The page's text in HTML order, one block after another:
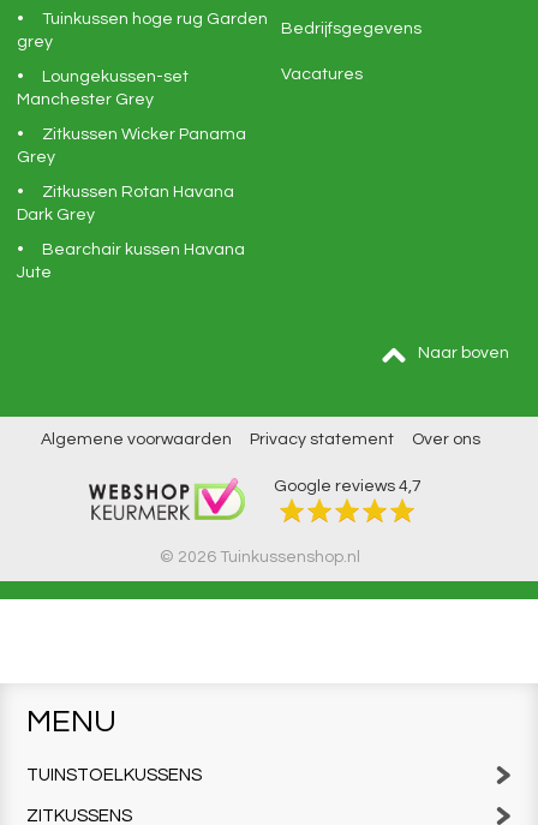
Tuinkussen hoge rug Garden
grey
Loungekussen-set
Manchester Grey
Zitkussen Wicker Panama
Grey
Zitkussen Rotan Havana
Dark Grey
Bearchair kussen Havana
Jute
Bedrijfsgegevens
Vacatures
Naar boven
Algemene voorwaarden Privacy statement Over ons
Google reviews 4,7
© 2026 Tuinkussenshop.nl
MENU
TUINSTOELKUSSENS
ZITKUSSENS